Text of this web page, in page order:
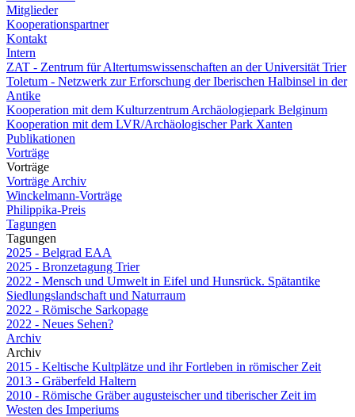
Mitglieder
Kooperationspartner
Kontakt
Intern
ZAT - Zentrum für Altertumswissenschaften an der Universität Trier
Toletum - Netzwerk zur Erforschung der Iberischen Halbinsel in der
Antike
Kooperation mit dem Kulturzentrum Archäologiepark Belginum
Kooperation mit dem LVR/Archäologischer Park Xanten
Publikationen
Vorträge
Vorträge
Vorträge Archiv
Winckelmann-Vorträge
Philippika-Preis
Tagungen
Tagungen
2025 - Belgrad EAA
2025 - Bronzetagung Trier
2022 - Mensch und Umwelt in Eifel und Hunsrück. Spätantike
Siedlungslandschaft und Naturraum
2022 - Römische Sarkopage
2022 - Neues Sehen?
Archiv
Archiv
2015 - Keltische Kultplätze und ihr Fortleben in römischer Zeit
2013 - Gräberfeld Haltern
2010 - Römische Gräber augusteischer und tiberischer Zeit im
Westen des Imperiums